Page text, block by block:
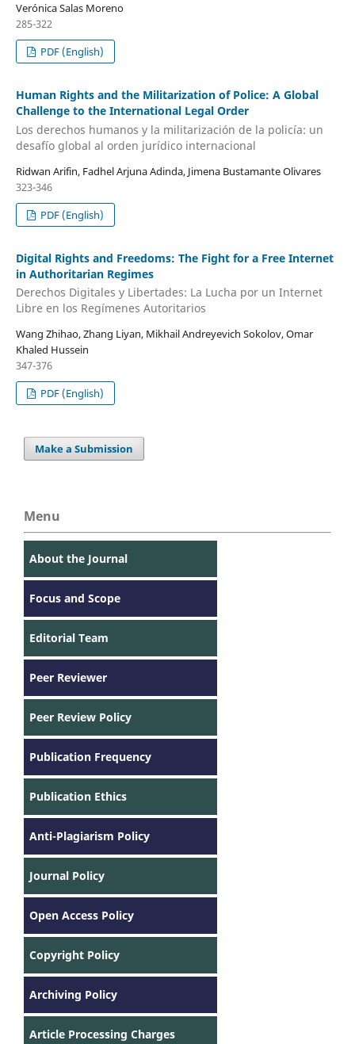
Verónica Salas Moreno
285-322
PDF (English)
Human Rights and the Militarization of Police: A Global
Challenge to the International Legal Order
Los derechos humanos y la militarización de la policía: un
desafío global al orden jurídico internacional
Ridwan Arifin, Fadhel Arjuna Adinda, Jimena Bustamante Olivares
323-346
PDF (English)
Digital Rights and Freedoms: The Fight for a Free Internet
in Authoritarian Regimes
Derechos Digitales y Libertades: La Lucha por un Internet
Libre en los Regímenes Autoritarios
Wang Zhihao, Zhang Liyan, Mikhail Andreyevich Sokolov, Omar
Khaled Hussein
347-376
PDF (English)
Make a Submission
Menu
About the Journal
Focus and Scope
Editorial Team
Peer Reviewer
Peer Review Policy
Publication Frequency
Publication Ethics
Anti-Plagiarism Policy
Journal Policy
Open Access Policy
Copyright Policy
Archiving Policy
Article Processing Charges